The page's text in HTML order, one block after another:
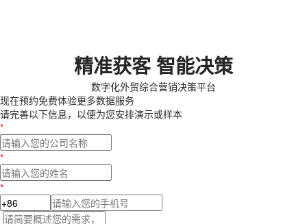
精准获客 智能决策
数字化外贸综合营销决策平台
现在预约免费体验更多数据服务
请完善以下信息，以便为您安排演示或样本
*
*
*